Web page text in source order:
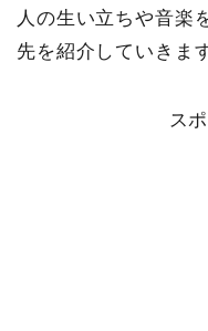
人の生い立ちや音楽
先を紹介していきま
ス